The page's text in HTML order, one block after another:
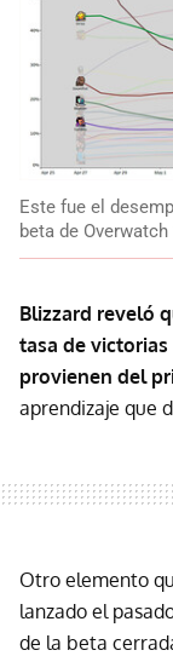
Este fue el
beta de Overwatch
Blizzard reveló
tasa de victorias
provienen del
aprendizaje que
Otro elemento
lanzado el
de la beta